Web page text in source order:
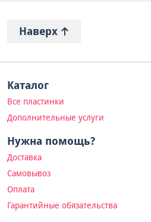
Наверх
Каталог
Все пластинки
Дополнительные услуги
Нужна помощь?
Доставка
Самовывоз
Оплата
Гарантийные обязательства